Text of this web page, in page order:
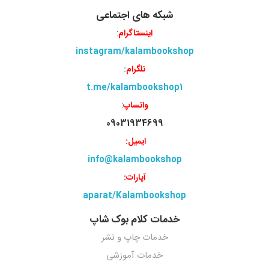
شبکه های اجتماعی
اینستاگرام:
instagram/kalambookshop
تلگرام:
t.me/kalambookshop1
واتساپ:
09031934699
ایمیل:
info@kalambookshop
آپارات:
aparat/Kalambookshop
خدمات کلام بوک شاپ
خدمات چاپ و نشر
خدمات آموزشی